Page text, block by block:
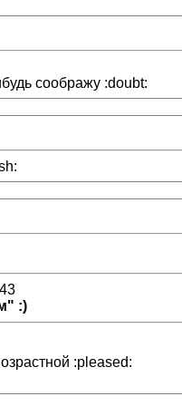
соображу :doubt:
:)
:pleased: